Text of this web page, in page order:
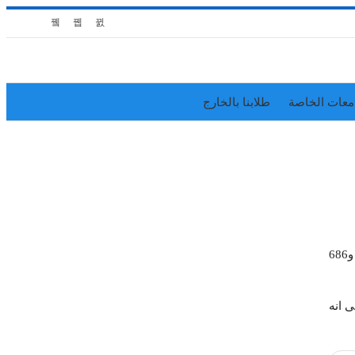
الخاصة طلابنا بالخارج
في إطار استعداداتها للعام الدراسي الجديد 2024 / 2025، أعلنت وزارة التربية عن استبدال 26 ألفا و 993 وحدة تكييف وتوفير الف و686
انه